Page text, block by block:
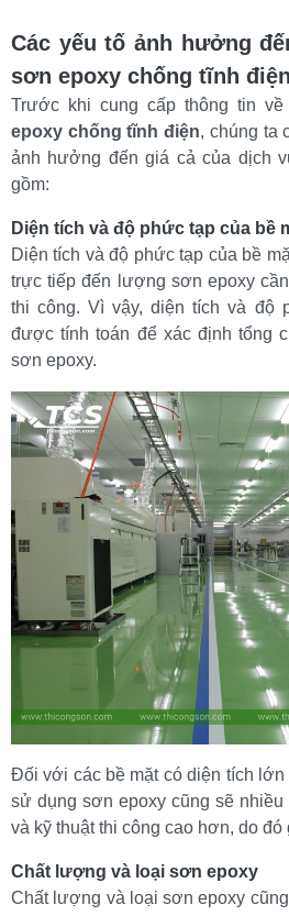
Các yếu tố ảnh hưởng
sơn epoxy chống tĩnh điện
Trước khi cung cấp thông tin về
epoxy chống tĩnh điện, chúng ta
ảnh hưởng đến giá cả của dịch
gồm:
Diện tích và độ phức tạp của bề
Diện tích và độ phức tạp của bề
trực tiếp đến lượng sơn epoxy
thi công. Vì vậy, diện tích và độ
được tính toán để xác định tổng
sơn epoxy.
Đối với các bề mặt có diện tích
sử dụng sơn epoxy cũng sẽ
và kỹ thuật thi công cao hơn, do
Chất lượng và loại sơn epoxy
Chất lượng và loại sơn epoxy